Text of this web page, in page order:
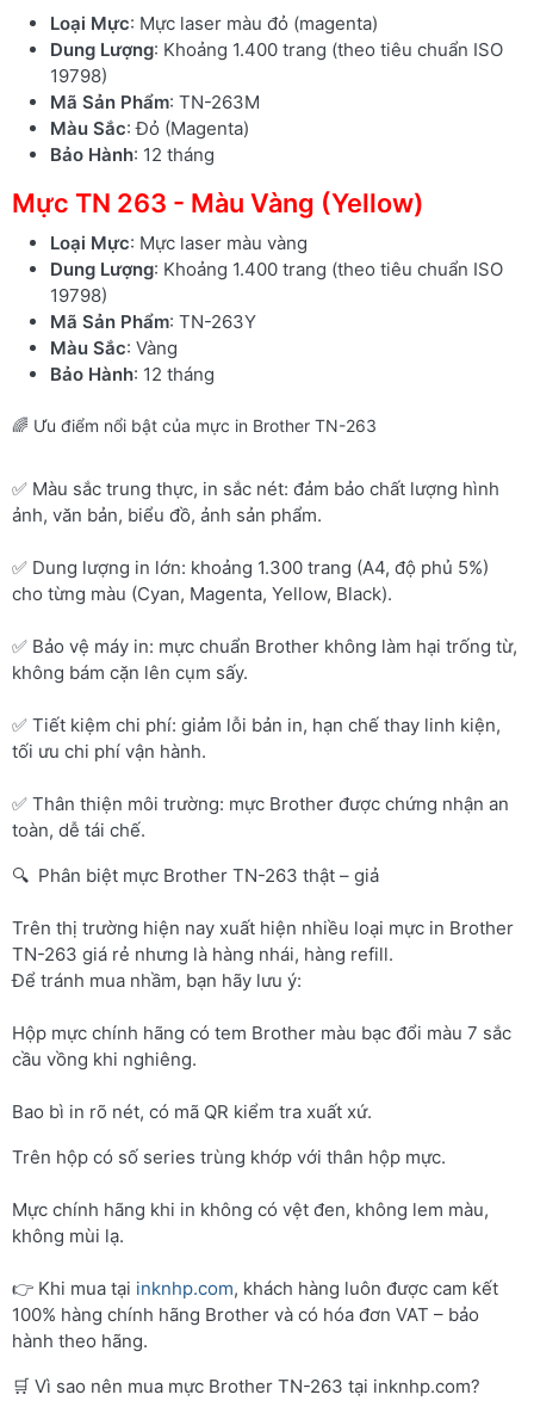
Loại Mực: Mực laser màu đỏ (magenta)
Dung Lượng: Khoảng 1.400 trang (theo tiêu chuẩn ISO
19798)
Mã Sản Phẩm: TN-263M
Màu Sắc: Đỏ (Magenta)
Bảo Hành: 12 tháng
Mực TN 263 - Màu Vàng (Yellow)
Loại Mực: Mực laser màu vàng
Dung Lượng: Khoảng 1.400 trang (theo tiêu chuẩn ISO
19798)
Mã Sản Phẩm: TN-263Y
Màu Sắc: Vàng
Bảo Hành: 12 tháng
🌈 Ưu điểm nổi bật của mực in Brother TN-263
✅ Màu sắc trung thực, in sắc nét: đảm bảo chất lượng hình
ảnh, văn bản, biểu đồ, ảnh sản phẩm.
✅ Dung lượng in lớn: khoảng 1.300 trang (A4, độ phủ 5%)
cho từng màu (Cyan, Magenta, Yellow, Black).
✅ Bảo vệ máy in: mực chuẩn Brother không làm hại trống từ,
không bám cặn lên cụm sấy.
✅ Tiết kiệm chi phí: giảm lỗi bản in, hạn chế thay linh kiện,
tối ưu chi phí vận hành.
✅ Thân thiện môi trường: mực Brother được chứng nhận an
toàn, dễ tái chế.
🔍 Phân biệt mực Brother TN-263 thật – giả
Trên thị trường hiện nay xuất hiện nhiều loại mực in Brother
TN-263 giá rẻ nhưng là hàng nhái, hàng refill.
Để tránh mua nhầm, bạn hãy lưu ý:
Hộp mực chính hãng có tem Brother màu bạc đổi màu 7 sắc
cầu vồng khi nghiêng.
Bao bì in rõ nét, có mã QR kiểm tra xuất xứ.
Trên hộp có số series trùng khớp với thân hộp mực.
Mực chính hãng khi in không có vệt đen, không lem màu,
không mùi lạ.
👉 Khi mua tại inknhp.com, khách hàng luôn được cam kết
100% hàng chính hãng Brother và có hóa đơn VAT – bảo
hành theo hãng.
🛒 Vì sao nên mua mực Brother TN-263 tại inknhp.com?